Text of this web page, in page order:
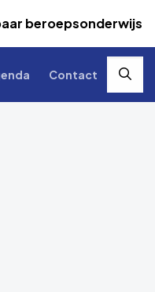
beroepsonderwijs
Contact